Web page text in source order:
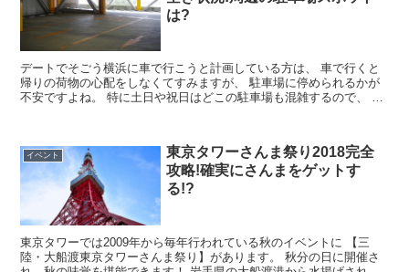
は?
デートでそごう横浜に車で行こうと計画している方は、 車で行くと
帰りの荷物の心配をしなくてすみますが、 駐車場に停められるかが
不安ですよね。 特に土日や祝日はどこの駐車場も混雑するので、 心
イベント
東京タワーさんま祭り2018完全
攻略!確実にさんまをゲットす
る!?
東京タワーでは2009年から毎年行われている秋のイベントに 【三
陸・大船渡東京タワーさんま祭り】があります。 秋分の日に開催さ